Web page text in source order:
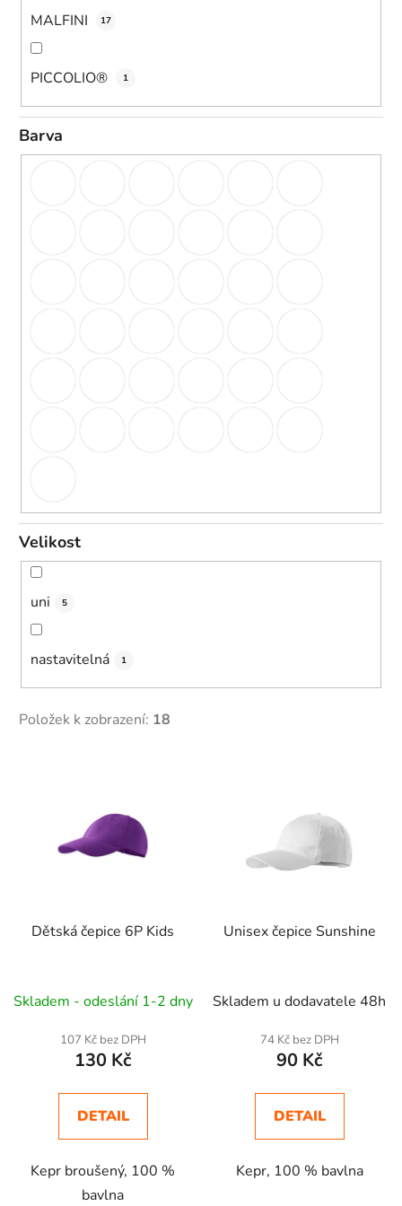
MALFINI 17
PICCOLIO® 1
Barva
Velikost
uni 5
nastavitelná 1
Položek k zobrazení: 18
k
Dětská čepice 6P Kids
Skladem - odeslání 1-2 dny
107 Kč bez DPH
130 Kč
DETAIL
Kepr broušený, 100 %
bavlna
Unisex čepice Sunshine
Skladem u dodavatele 48h
74 Kč bez DPH
90 Kč
DETAIL
Kepr, 100 % bavlna